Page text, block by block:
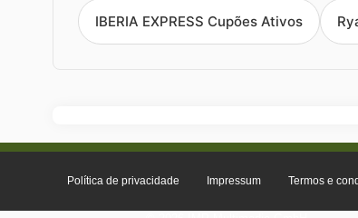
IBERIA EXPRESS Cupões Ativos
Política de privacidade Impressum Termos e